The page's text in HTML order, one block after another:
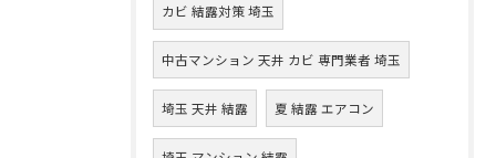
カビ 結露対策 埼玉
中古マンション 天井 カビ 専門業者 埼玉
埼玉 天井 結露 夏 結露 エアコン